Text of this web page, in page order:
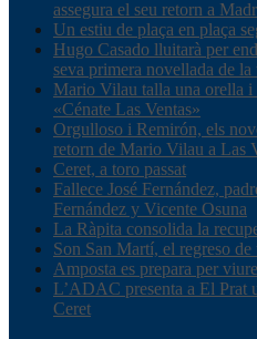
assegura el seu retorn a
Un estiu de plaça en plaça
Hugo Casado lluitarà per
seva primera novellada de la
Mario Vilau talla una orella i
«Cénate Las Ventas»
Orgulloso i Remirón, els
retorn de Mario Vilau a Las
Ceret, a toro passat
Fallece José Fernández,
Fernández y Vicente Osuna
La Ràpita consolida la
Son San Martí, el regreso
Amposta es prepara per
L’ADAC presenta a El Prat
Ceret